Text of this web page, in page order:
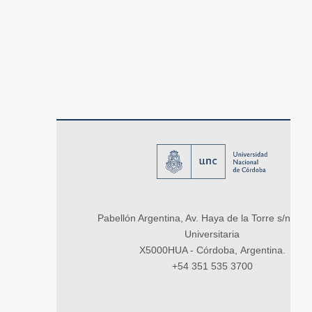
Pabellón Argentina, Av. Haya de la Torre s/n,
Universitaria
X5000HUA - Córdoba, Argentina.
+54 351 535 3700